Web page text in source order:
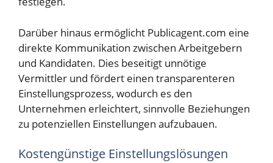
Darüber hinaus ermöglicht Publicagent.com eine
direkte Kommunikation zwischen Arbeitgebern
und Kandidaten. Dies beseitigt unnötige
Vermittler und fördert einen transparenteren
Einstellungsprozess, wodurch es den
Unternehmen erleichtert, sinnvolle Beziehungen
zu potenziellen Einstellungen aufzubauen.
Kostengünstige Einstellungslösungen